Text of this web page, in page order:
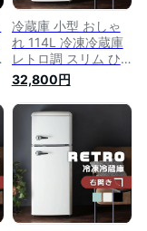
冷蔵庫 小型 おしゃ
れ 114L 冷凍冷蔵庫
レトロ調 スリム ひ
とり暮らし 静音 2ド
ア 冷凍冷蔵庫 右開
き 1人暮らし 冷蔵庫
生活 ブラック オフ
ホワイト ライトグリ
ーン PRR-122D
【D】
32,800円